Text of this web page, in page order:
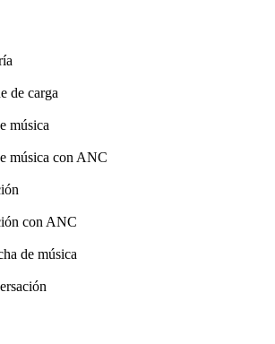
de carga
música
música con ANC
con ANC
de música